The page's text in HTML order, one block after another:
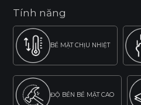
Tính năng
BỀ MẶT CHỊU NHIỆT
ĐỘ BỀN BỀ MẶT CAO